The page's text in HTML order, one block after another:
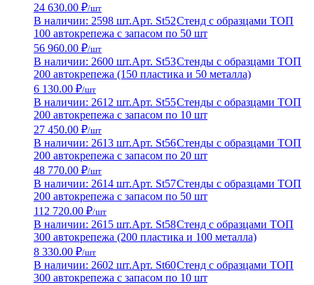
24 630.00 ₽/шт
В наличии: 2598 шт.Арт. St52Стенд с образцами ТОП
100 автокрепежа с запасом по 50 шт
56 960.00 ₽/шт
В наличии: 2600 шт.Арт. St53Стенды с образцами ТОП
200 автокрепежа (150 пластика и 50 металла)
6 130.00 ₽/шт
В наличии: 2612 шт.Арт. St55Стенды с образцами ТОП
200 автокрепежа с запасом по 10 шт
27 450.00 ₽/шт
В наличии: 2613 шт.Арт. St56Стенды с образцами ТОП
200 автокрепежа с запасом по 20 шт
48 770.00 ₽/шт
В наличии: 2614 шт.Арт. St57Стенды с образцами ТОП
200 автокрепежа с запасом по 50 шт
112 720.00 ₽/шт
В наличии: 2615 шт.Арт. St58Стенд с образцами ТОП
300 автокрепежа (200 пластика и 100 металла)
8 330.00 ₽/шт
В наличии: 2602 шт.Арт. St60Стенд с образцами ТОП
300 автокрепежа с запасом по 10 шт